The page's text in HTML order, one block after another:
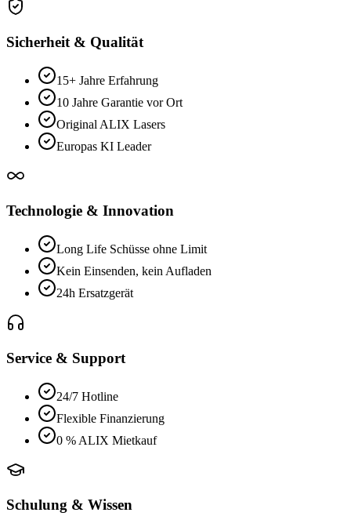
Sicherheit & Qualität
15+ Jahre Erfahrung
10 Jahre Garantie vor Ort
Original ALIX Lasers
Europas KI Leader
Technologie & Innovation
Long Life Schüsse ohne Limit
Kein Einsenden, kein Aufladen
24h Ersatzgerät
Service & Support
24/7 Hotline
Flexible Finanzierung
0 % ALIX Mietkauf
Schulung & Wissen